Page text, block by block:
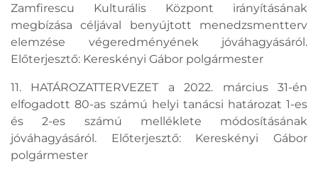
Zamfirescu Kulturális Központ irányításának
megbízása céljával benyújtott menedzsmentterv
elemzése végeredményének jóváhagyásáról.
Előterjesztő: Kereskényi Gábor polgármester
11. HATÁROZATTERVEZET a 2022. március 31-én
elfogadott 80-as számú helyi tanácsi határozat 1-es
és 2-es számú melléklete módosításának
jóváhagyásáról. Előterjesztő: Kereskényi Gábor
polgármester